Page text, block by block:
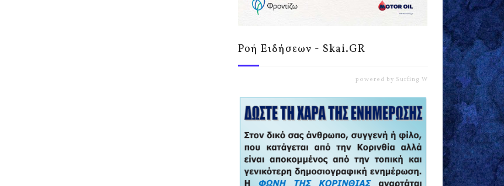
Ροή Ειδήσεων - Skai.GR
powered by Surfing Waves